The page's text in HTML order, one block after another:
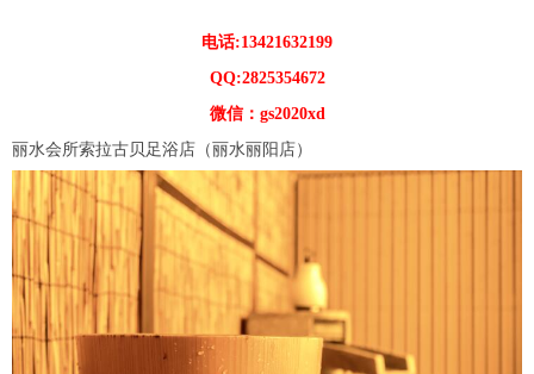
电话:13421632199
QQ:2825354672
微信：gs2020xd
丽水会所索拉古贝足浴店（丽水丽阳店）